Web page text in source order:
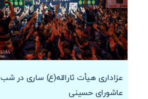
عزاداری هیأت ثارالله(ع) ساری در شب
عاشورای حسینی